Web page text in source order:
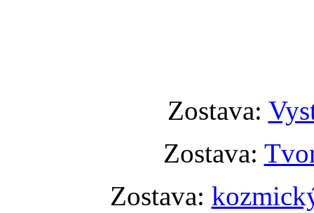
Zostava:
Zostava:
Zostava: